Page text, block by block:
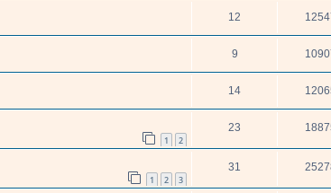
12
9
14
1 2
23
1 2 3
31